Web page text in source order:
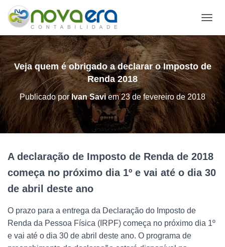
L
R
A
N
A
V
E
Ç
Ã
O
Veja quem é obrigado a declarar o Imposto de
Renda 2018
Publicado porIvan Saviem23 de fevereiro de 2018
A declaração de Imposto de Renda de 2018
começa no próximo dia 1º e vai até o dia 30
de abril deste ano
O prazo para a entrega da Declaração do Imposto de
Renda da Pessoa Física (IRPF) começa no próximo dia 1º
e vai até o dia 30 de abril deste ano. O programa de